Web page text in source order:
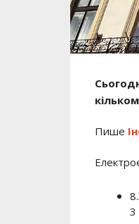
Пише
3